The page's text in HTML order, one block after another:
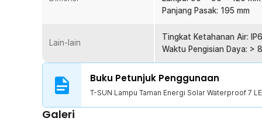
Panjang Pasak: 195 mm
Lain-lain
Tingkat Ketahanan Air:
Waktu Pengisian Daya: >
Buku Petunjuk Penggunaan
T-SUN Lampu Taman Energi Solar Waterproof 7
Galeri